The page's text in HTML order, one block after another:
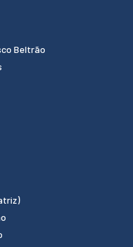
Beltrão